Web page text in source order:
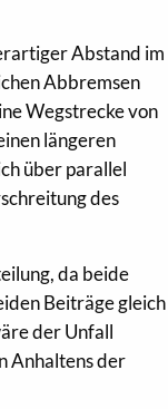
Abstand im
Abbremsen
Wegstrecke von
längeren
über parallel
des
da beide
Beiträge gleich
der Unfall
Anhaltens der